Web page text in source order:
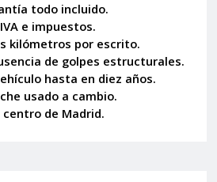
todo incluido.
e impuestos.
kilómetros por escrito.
de golpes estructurales.
hasta en diez años.
usado a cambio.
centro de Madrid.